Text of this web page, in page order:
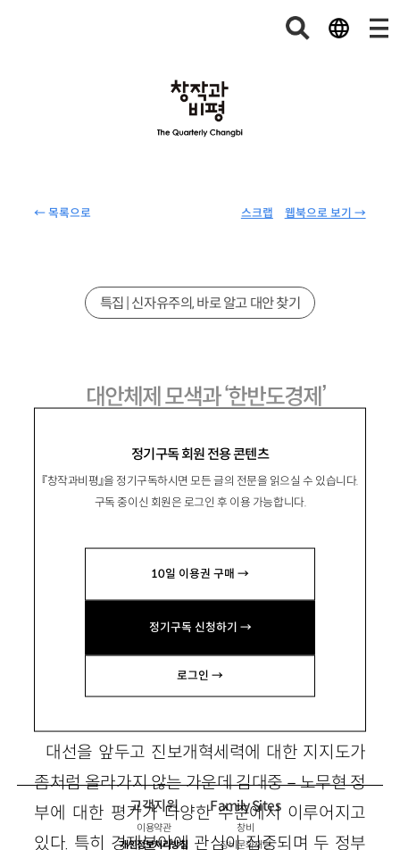
← 목록으로 웹북으로 보기 →
스크랩
정기구독 회원 전용 콘텐츠
『창작과비평』을 정기구독하시면 모든 글의 전문을 읽으실 수 있습니다.
구독 중이신 회원은 로그인 후 이용 가능합니다.
10일 이용권 구매 →
정기구독 신청하기 →
로그인 →
특집 | 신자유주의, 바로 알고 대안 찾기
대안체제 모색과 ‘한반도경제’
서동만徐東晩
주의 체제성립사 1945~1961』 『한반도 평화보고
서』(공저), 역서로 『한국전쟁』 등이 있음.
1. 대안체제의 모색
대선을 앞두고 진보개혁세력에 대한 지지도가
좀처럼 올라가지 않는 가운데 김대중－노무현 정
부에 대한 평가가 다양한 수준에서 이루어지고
있다. 특히 경제분야에 관심이 집중되며 두 정부
고객지원
이용약관
개인정보처리방침
Family Sites
창비
창비문화재단